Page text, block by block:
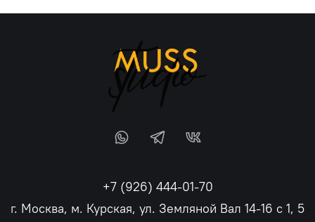
+7 (926) 444-01-70
г. Москва, м. Курская, ул. Земляной Вал 14-16 с 1, 5